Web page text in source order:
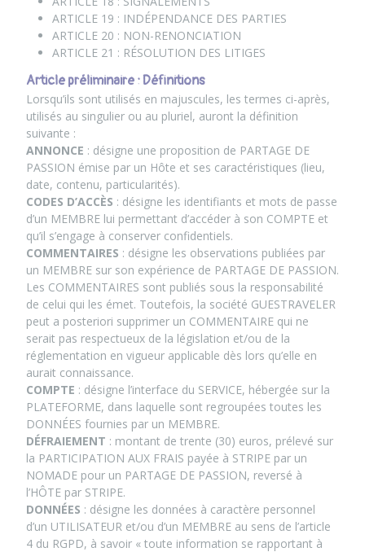
ARTICLE 19 : INDÉPENDANCE DES PARTIES
ARTICLE 20 : NON-RENONCIATION
ARTICLE 21 : RÉSOLUTION DES LITIGES
Article préliminaire : Définitions
Lorsqu’ils sont utilisés en majuscules, les termes ci-après,
utilisés au singulier ou au pluriel, auront la définition
suivante :
ANNONCE : désigne une proposition de PARTAGE DE
PASSION émise par un Hôte et ses caractéristiques (lieu,
date, contenu, particularités).
CODES D’ACCÈS : désigne les identifiants et mots de passe
d’un MEMBRE lui permettant d’accéder à son COMPTE et
qu’il s’engage à conserver confidentiels.
COMMENTAIRES : désigne les observations publiées par
un MEMBRE sur son expérience de PARTAGE DE PASSION.
Les COMMENTAIRES sont publiés sous la responsabilité
de celui qui les émet. Toutefois, la société GUESTRAVELER
peut a posteriori supprimer un COMMENTAIRE qui ne
serait pas respectueux de la législation et/ou de la
réglementation en vigueur applicable dès lors qu’elle en
aurait connaissance.
COMPTE : désigne l’interface du SERVICE, hébergée sur la
PLATEFORME, dans laquelle sont regroupées toutes les
DONNÉES fournies par un MEMBRE.
DÉFRAIEMENT : montant de trente (30) euros, prélevé sur
la PARTICIPATION AUX FRAIS payée à STRIPE par un
NOMADE pour un PARTAGE DE PASSION, reversé à
l’HÔTE par STRIPE.
DONNÉES : désigne les données à caractère personnel
d’un UTILISATEUR et/ou d’un MEMBRE au sens de l’article
4 du RGPD, à savoir « toute information se rapportant à